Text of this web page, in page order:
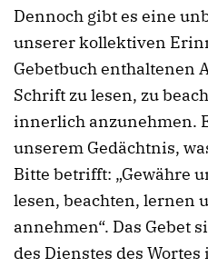
Dennoch gibt es eine
unserer kollektiven
Gebetbuch enthaltenen
Schrift zu lesen, zu
innerlich anzunehmen.
unserem Gedächtnis,
Bitte betrifft: „Gewähre
lesen, beachten, lernen
annehmen“. Das Gebet
des Dienstes des